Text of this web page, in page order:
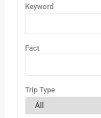
Keyword
Fact
Trip Type